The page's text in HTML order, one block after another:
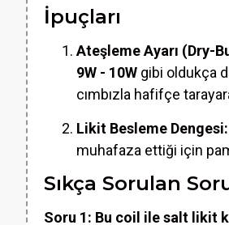
İpuçları
Ateşleme Ayarı (Dry-
9W - 10W gibi oldukça
cımbızla hafifçe
Likit Besleme Dengesi:
muhafaza ettiği için
Sıkça Sorulan
Soru 1: Bu coil ile salt likit